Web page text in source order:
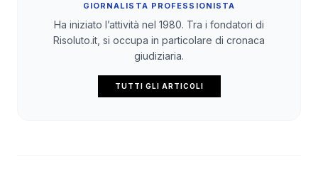
GIORNALISTA PROFESSIONISTA
Ha iniziato l’attività nel 1980. Tra i fondatori di
Risoluto.it, si occupa in particolare di cronaca
giudiziaria.
TUTTI GLI ARTICOLI